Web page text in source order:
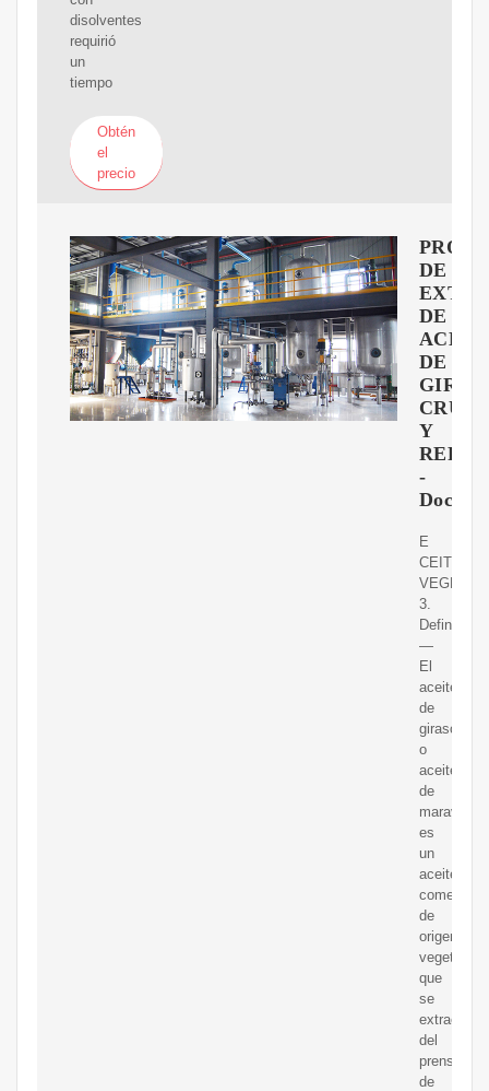
disolventes
requirió
un
tiempo
Obtén
el
precio
DE
DE
DE
Y
-
Docsity
E
CEITES
VEGE
3.
Definición.
—
El
aceite
de
girasol
o
aceite
de
maravilla
es
un
aceite
comestible
de
origen
vegetal
que
se
extrae
del
prensado
de